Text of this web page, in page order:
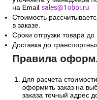
на Email sales@1oboi.ru
Стоимость
в заказе.
Сроки отгрузки товара
Доставка до
Правила
Для расчета
оформить заказ на
заказа точный адрес